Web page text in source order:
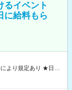
るイベント
に給料もら
GET♪ お仕事後はコ
間】試